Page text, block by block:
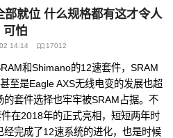
就位 什么规格都有这才令人
可怕
14:14 17012
和Shimano的12速套件，SRAM
至是Eagle AXS无线电变的发展也超
套件选择也牢牢被SRAM占据。不
在2018年的正式亮相，短短两年时
完成了12速系统的进化，也是时候